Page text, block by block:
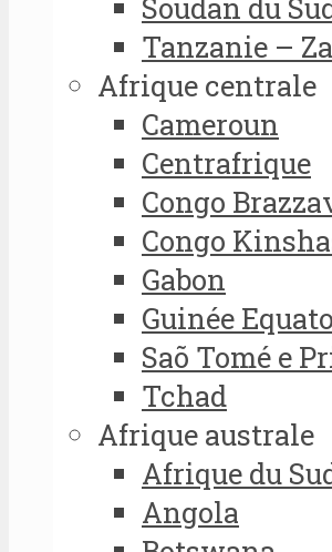
Tanzanie –
Afrique centrale
Cameroun
Centrafrique
Congo
Congo
Gabon
Guinée
Saõ Tomé e
Tchad
Afrique australe
Afrique du
Angola